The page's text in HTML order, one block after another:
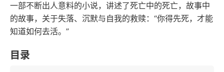
一部不断出人意料的小说，讲述了死亡中的死亡，故事中
的故事，关于失落、沉默与自我的救赎：“你得先死，才能
知道如何去活。”
目录